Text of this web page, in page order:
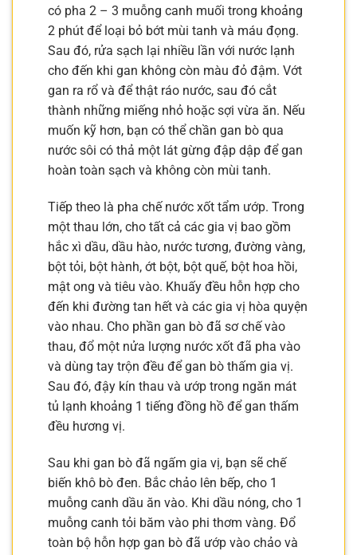
có pha 2 – 3 muỗng canh muối trong khoảng
2 phút để loại bỏ bớt mùi tanh và máu đọng.
Sau đó, rửa sạch lại nhiều lần với nước lạnh
cho đến khi gan không còn màu đỏ đậm. Vớt
gan ra rổ và để thật ráo nước, sau đó cắt
thành những miếng nhỏ hoặc sợi vừa ăn. Nếu
muốn kỹ hơn, bạn có thể chần gan bò qua
nước sôi có thả một lát gừng đập dập để gan
hoàn toàn sạch và không còn mùi tanh.
Tiếp theo là pha chế nước xốt tẩm ướp. Trong
một thau lớn, cho tất cả các gia vị bao gồm
hắc xì dầu, dầu hào, nước tương, đường vàng,
bột tỏi, bột hành, ớt bột, bột quế, bột hoa hồi,
mật ong và tiêu vào. Khuấy đều hỗn hợp cho
đến khi đường tan hết và các gia vị hòa quyện
vào nhau. Cho phần gan bò đã sơ chế vào
thau, đổ một nửa lượng nước xốt đã pha vào
và dùng tay trộn đều để gan bò thấm gia vị.
Sau đó, đậy kín thau và ướp trong ngăn mát
tủ lạnh khoảng 1 tiếng đồng hồ để gan thấm
đều hương vị.
Sau khi gan bò đã ngấm gia vị, bạn sẽ chế
biến khô bò đen. Bắc chảo lên bếp, cho 1
muỗng canh dầu ăn vào. Khi dầu nóng, cho 1
muỗng canh tỏi băm vào phi thơm vàng. Đổ
toàn bộ hỗn hợp gan bò đã ướp vào chảo và